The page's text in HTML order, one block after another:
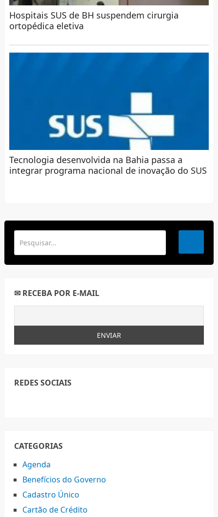
Hospitais SUS de BH suspendem cirurgia
ortopédica eletiva
Tecnologia desenvolvida na Bahia passa a
integrar programa nacional de inovação do SUS
✉ RECEBA POR E-MAIL
REDES SOCIAIS
CATEGORIAS
Agenda
Benefícios do Governo
Cadastro Único
Cartão de Crédito